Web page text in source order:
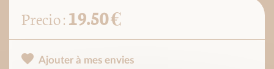
Precio :19.50 €
Ajouter à mes envies